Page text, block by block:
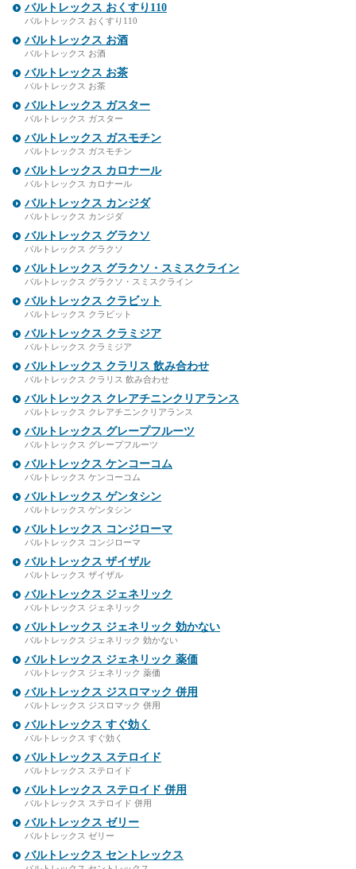
バルトレックス おくすり110
バルトレックス おくすり110
バルトレックス お酒
バルトレックス お酒
バルトレックス お茶
バルトレックス お茶
バルトレックス ガスター
バルトレックス ガスター
バルトレックス ガスモチン
バルトレックス ガスモチン
バルトレックス カロナール
バルトレックス カロナール
バルトレックス カンジダ
バルトレックス カンジダ
バルトレックス グラクソ
バルトレックス グラクソ
バルトレックス グラクソ・スミスクライン
バルトレックス グラクソ・スミスクライン
バルトレックス クラビット
バルトレックス クラビット
バルトレックス クラミジア
バルトレックス クラミジア
バルトレックス クラリス 飲み合わせ
バルトレックス クラリス 飲み合わせ
バルトレックス クレアチニンクリアランス
バルトレックス クレアチニンクリアランス
バルトレックス グレープフルーツ
バルトレックス グレープフルーツ
バルトレックス ケンコーコム
バルトレックス ケンコーコム
バルトレックス ゲンタシン
バルトレックス ゲンタシン
バルトレックス コンジローマ
バルトレックス コンジローマ
バルトレックス ザイザル
バルトレックス ザイザル
バルトレックス ジェネリック
バルトレックス ジェネリック
バルトレックス ジェネリック 効かない
バルトレックス ジェネリック 効かない
バルトレックス ジェネリック 薬価
バルトレックス ジェネリック 薬価
バルトレックス ジスロマック 併用
バルトレックス ジスロマック 併用
バルトレックス すぐ効く
バルトレックス すぐ効く
バルトレックス ステロイド
バルトレックス ステロイド
バルトレックス ステロイド 併用
バルトレックス ステロイド 併用
バルトレックス ゼリー
バルトレックス ゼリー
バルトレックス セントレックス